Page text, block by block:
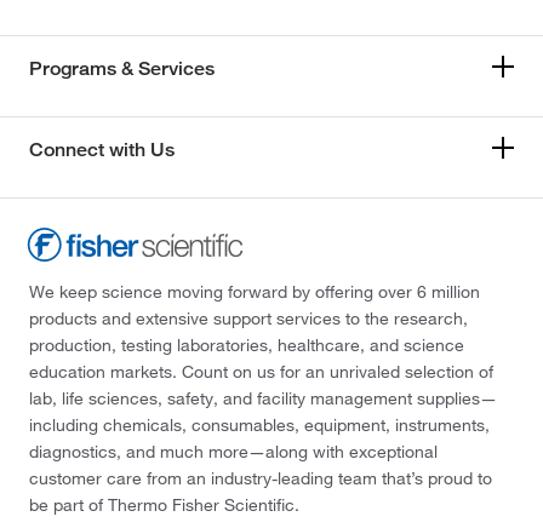
Programs & Services
Connect with Us
We keep science moving forward by offering over 6 million
products and extensive support services to the research,
production, testing laboratories, healthcare, and science
education markets. Count on us for an unrivaled selection of
lab, life sciences, safety, and facility management supplies—
including chemicals, consumables, equipment, instruments,
diagnostics, and much more—along with exceptional
customer care from an industry-leading team that’s proud to
be part of Thermo Fisher Scientific.